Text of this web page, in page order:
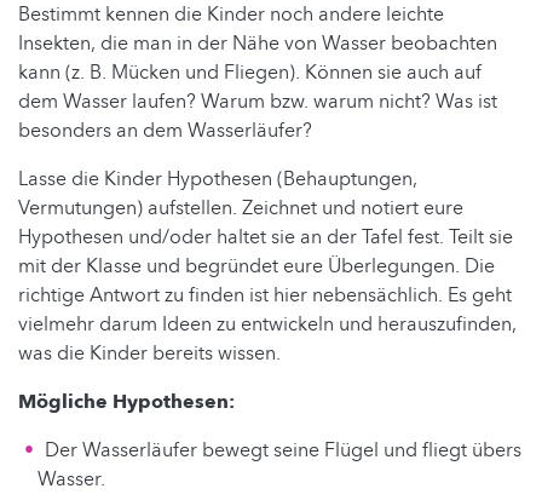
Bestimmt kennen die Kinder noch andere leichte
Insekten, die man in der Nähe von Wasser beobachten
kann (z. B. Mücken und Fliegen). Können sie auch auf
dem Wasser laufen? Warum bzw. warum nicht? Was ist
besonders an dem Wasserläufer?
Lasse die Kinder Hypothesen (Behauptungen,
Vermutungen) aufstellen. Zeichnet und notiert eure
Hypothesen und/oder haltet sie an der Tafel fest. Teilt sie
mit der Klasse und begründet eure Überlegungen. Die
richtige Antwort zu finden ist hier nebensächlich. Es geht
vielmehr darum Ideen zu entwickeln und herauszufinden,
was die Kinder bereits wissen.
Mögliche Hypothesen:
Der Wasserläufer bewegt seine Flügel und fliegt übers
Wasser.